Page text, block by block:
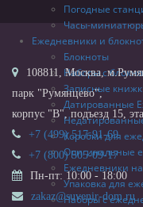
Погодные
Часы-
Ежедневники и
Блокноты
Наборы с
Записные
Датированные
Коробки для
Оригинальные
Ежедневники на
Упаковка для
Наборы с
108811, Москва,
парк "Румянцево",
корпус "В", подъезд 15,
+7 (499) 517-91-69
+7 (800) 505-09-17
Пн-пт: 10:00 - 18:00
zakaz@suvenir-dom.ru